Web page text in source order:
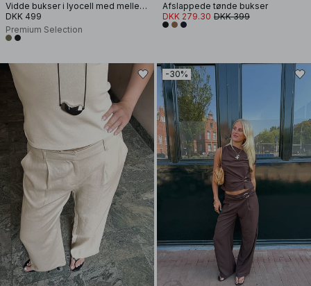
Vidde bukser i lyocell med mellemhøj talje
DKK 499
Premium Selection
Afslappede tønde bukser
DKK 279.30 DKK 399
-30%